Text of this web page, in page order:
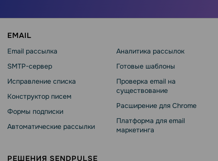
EMAIL
Email рассылка
SMTP-сервер
Исправление списка
Конструктор писем
Формы подписки
Автоматические рассылки
Аналитика рассылок
Готовые шаблоны
Проверка email на
существование
Расширение для Chrome
Платформа для email
маркетинга
РЕШЕНИЯ SENDPULSE